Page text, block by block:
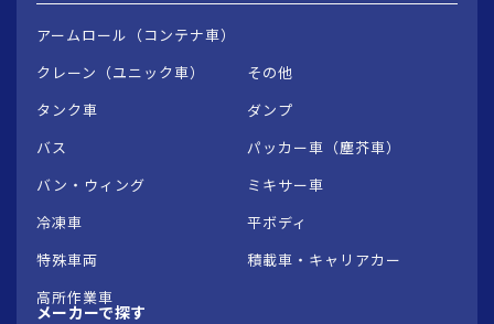
アームロール（コンテナ車）
クレーン（ユニック車）
その他
タンク車
ダンプ
バス
パッカー車（塵芥車）
バン・ウィング
ミキサー車
冷凍車
平ボディ
特殊車両
積載車・キャリアカー
高所作業車
メーカーで探す